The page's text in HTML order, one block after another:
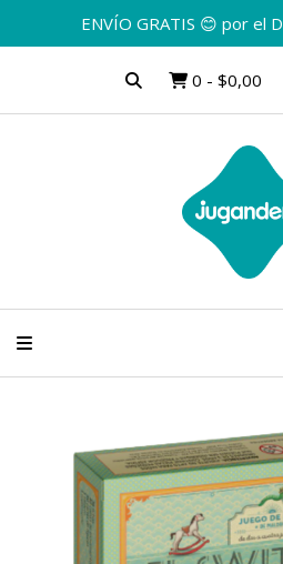
ENVÍO GRATIS 😊 por el
0 - $0,00